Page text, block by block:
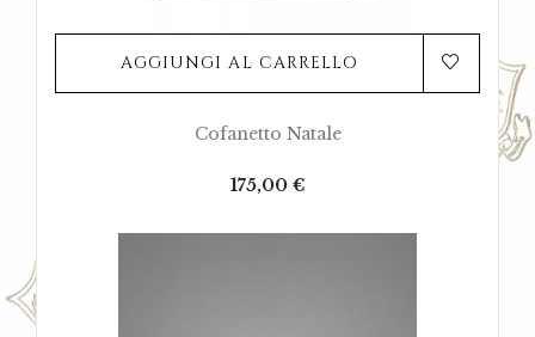
AGGIUNGI AL CARRELLO
Cofanetto Natale
Prezzo
175,00 €